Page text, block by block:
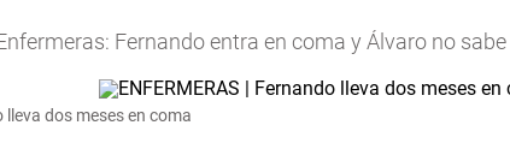
Fernando entra en coma y Álvaro no
lleva dos meses en coma